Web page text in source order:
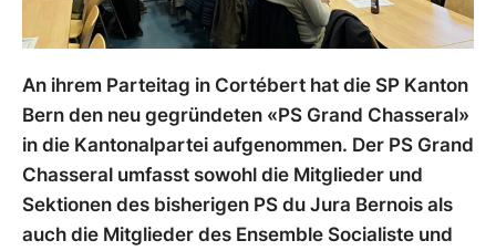
An ihrem Parteitag in Cortébert hat die SP Kanton
Bern den neu gegründeten «PS Grand Chasseral»
in die Kantonalpartei aufgenommen. Der PS Grand
Chasseral umfasst sowohl die Mitglieder und
Sektionen des bisherigen PS du Jura Bernois als
auch die Mitglieder des Ensemble Socialiste und